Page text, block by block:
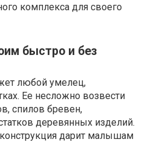
комплекса для своего
быстро и без
любой умелец,
Ее несложно возвести
спилов бревен,
деревянных изделий.
дарит малышам